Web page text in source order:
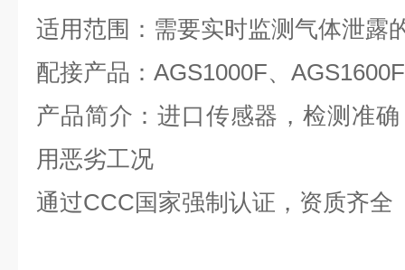
适用范围：需要实时监测气体泄露
配接产品：AGS1000F、
产品简介：进口传感器，检测准确
用恶劣工况
通过CCC国家强制认证，资质齐全